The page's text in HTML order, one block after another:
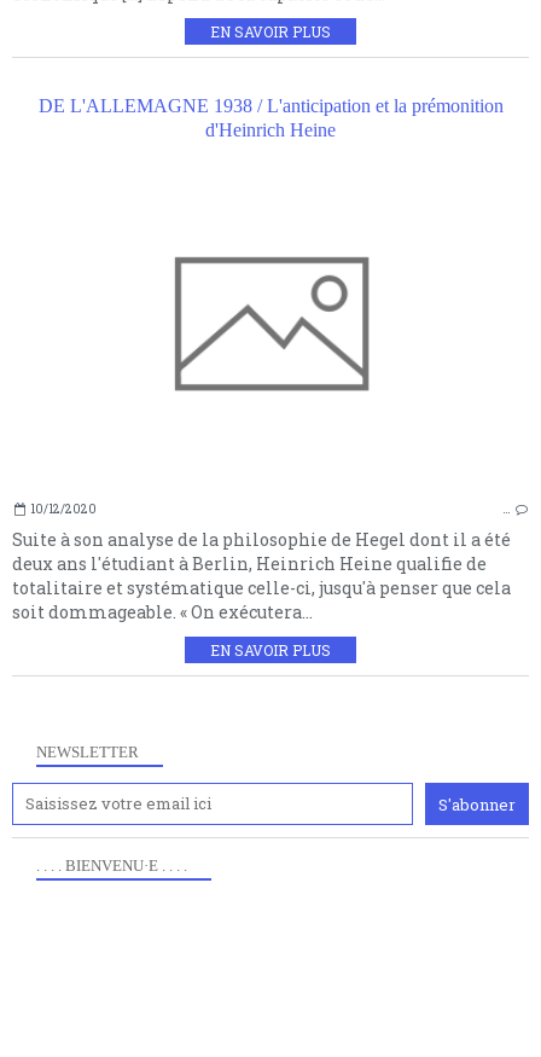
EN SAVOIR PLUS
DE L'ALLEMAGNE 1938 / L'anticipation et la prémonition
d'Heinrich Heine
10/12/2020
Suite à son analyse de la philosophie de Hegel dont il a été
deux ans l'étudiant à Berlin, Heinrich Heine qualifie de
totalitaire et systématique celle-ci, jusqu'à penser que cela
soit dommageable. « On exécutera...
EN SAVOIR PLUS
NEWSLETTER
. . . . BIENVENU·E . . . .